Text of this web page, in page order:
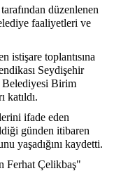
düzenlenen
faaliyetleri ve
istişare toplantısına
Seydişehir
Belediyesi Birim
katıldı.
ifade eden
günden itibaren
yaşadığını kaydetti.
Ferhat Çelikbaş"